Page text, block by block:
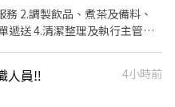
2.調製飲品、煮茶及備料、
遞送 4.清潔整理及執行主管交
人員‼️
4小時前